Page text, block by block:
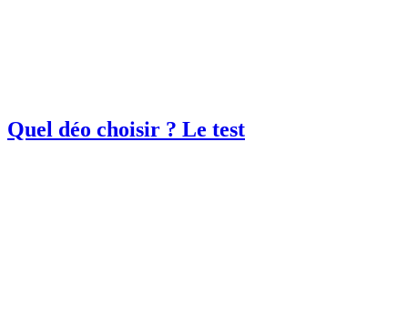
Quel déo choisir ? Le test